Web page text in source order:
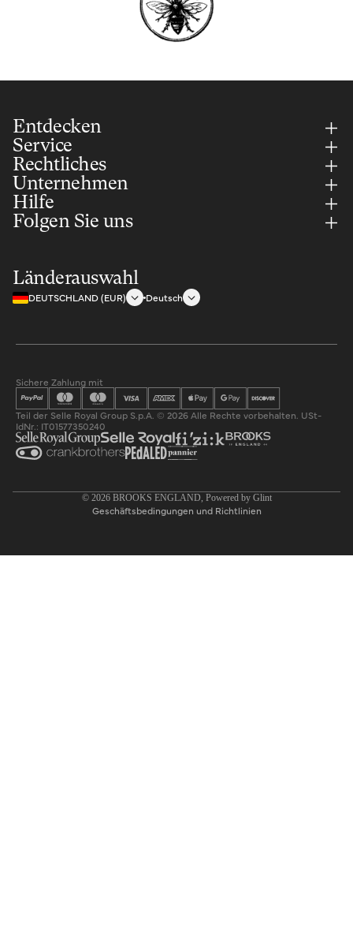
Entdecken
Service
Rechtliches
Unternehmen
Hilfe
Folgen Sie uns
Länderauswahl
DEUTSCHLAND (EUR) Deutsch
Sichere Zahlung mit
Teil der Selle Royal Group S.p.A. © 2026 Alle Rechte vorbehalten. USt-
IdNr.: IT01577350240
© 2026 BROOKS ENGLAND, Powered by Glint
Geschäftsbedingungen und Richtlinien